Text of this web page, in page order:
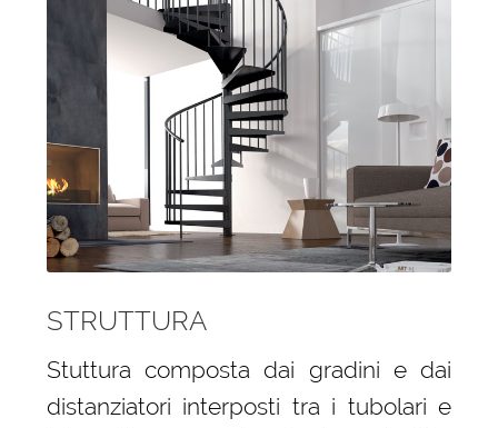
STRUTTURA
Stuttura composta dai gradini e dai
distanziatori interposti tra i tubolari e